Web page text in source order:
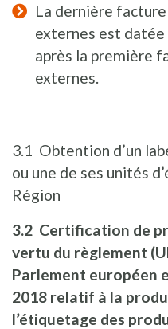
La dernière
externes est datée
après la première
externes.
3.1 Obtention d’un
ou une de ses unités
Région
3.2 Certification de
vertu du règlement
Parlement européen
2018 relatif à la
l’étiquetage des